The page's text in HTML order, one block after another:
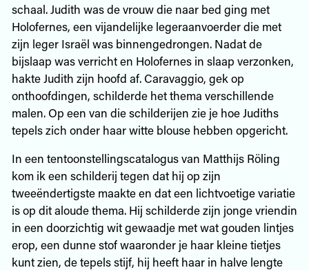
schaal. Judith was de vrouw die naar bed ging met
Holofernes, een vijandelijke legeraanvoerder die met
zijn leger Israël was binnengedrongen. Nadat de
bijslaap was verricht en Holofernes in slaap verzonken,
hakte Judith zijn hoofd af. Caravaggio, gek op
onthoofdingen, schilderde het thema verschillende
malen. Op een van die schilderijen zie je hoe Judiths
tepels zich onder haar witte blouse hebben opgericht.
In een tentoonstellingscatalogus van Matthijs Röling
kom ik een schilderij tegen dat hij op zijn
tweeëndertigste maakte en dat een lichtvoetige variatie
is op dit aloude thema. Hij schilderde zijn jonge vriendin
in een doorzichtig wit gewaadje met wat gouden lintjes
erop, een dunne stof waaronder je haar kleine tietjes
kunt zien, de tepels stijf, hij heeft haar in halve lengte